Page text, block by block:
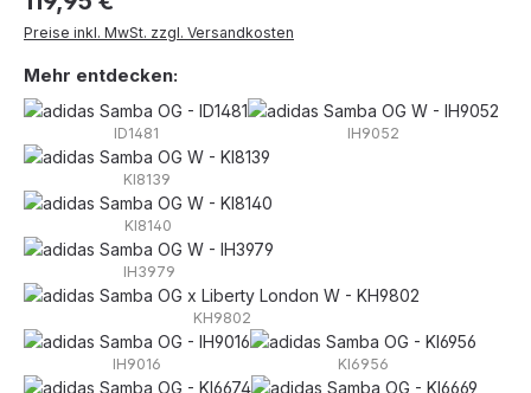
Preise inkl. MwSt. zzgl. Versandkosten
Mehr entdecken:
ID1481 IH9052
KI8139
KI8140
IH3979
KH9802
IH9016 KI6956